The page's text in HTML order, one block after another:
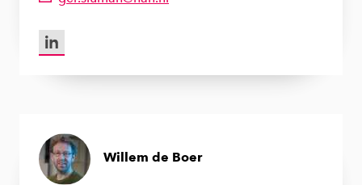
Emailadres van Ger Sluman
LinkedIn van Ger Sluman
Willem de Boer